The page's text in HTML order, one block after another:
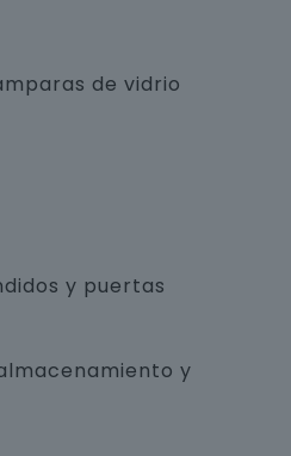
de vidrio
y puertas
y